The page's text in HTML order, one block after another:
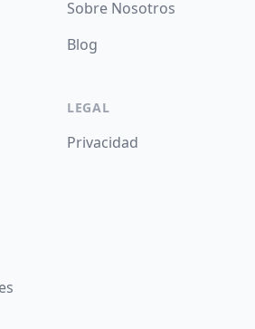
Sobre Nosotros
Blog
LEGAL
Privacidad